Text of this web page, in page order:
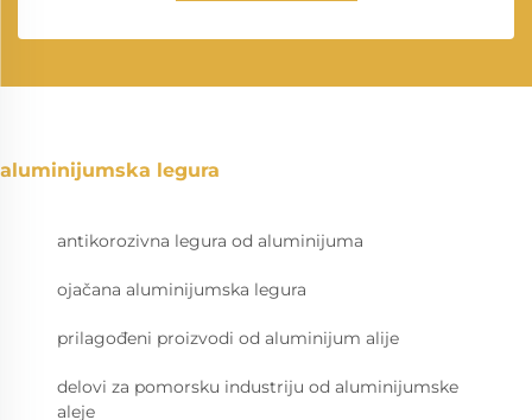
aluminijumska legura
antikorozivna legura od aluminijuma
ojačana aluminijumska legura
prilagođeni proizvodi od aluminijum alije
delovi za pomorsku industriju od aluminijumske
aleje